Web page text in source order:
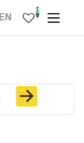
EN
0